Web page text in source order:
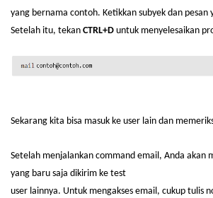
yang bernama contoh. Ketikkan subyek dan pesan
Setelah itu, tekan CTRL+D untuk menyelesaikan
Sekarang kita bisa masuk ke user lain dan
Setelah menjalankan command email, Anda akan
yang baru saja dikirim ke test
user lainnya. Untuk mengakses email, cukup tulis